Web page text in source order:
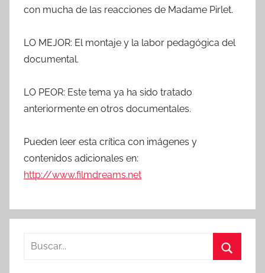
con mucha de las reacciones de Madame Pirlet.
LO MEJOR: El montaje y la labor pedagógica del
documental.
LO PEOR: Este tema ya ha sido tratado
anteriormente en otros documentales.
Pueden leer esta crítica con imágenes y
contenidos adicionales en:
http://www.filmdreams.net